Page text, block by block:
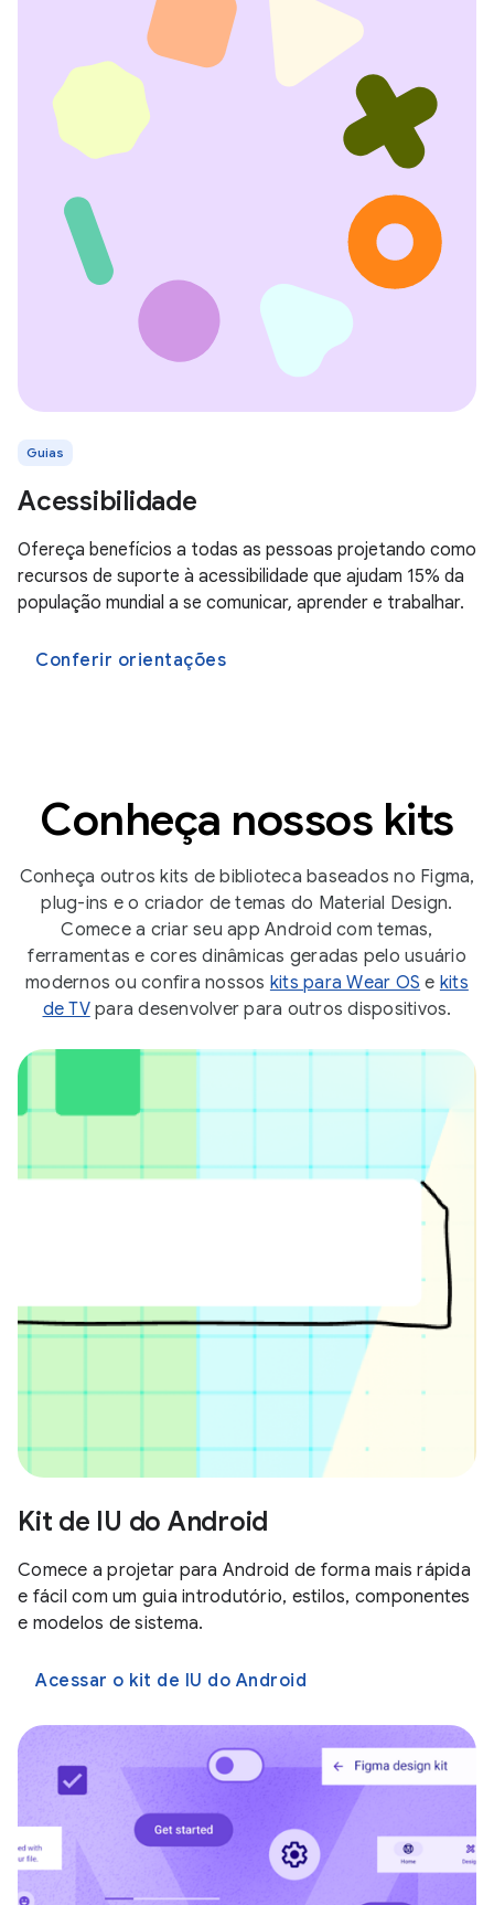
Guias
Acessibilidade
Ofereça benefícios a todas as pessoas projetando como
recursos de suporte à acessibilidade que ajudam 15% da
população mundial a se comunicar, aprender e trabalhar.
Conferir orientações
Conheça nossos kits
Conheça outros kits de biblioteca baseados no Figma,
plug-ins e o criador de temas do Material Design.
Comece a criar seu app Android com temas,
ferramentas e cores dinâmicas geradas pelo usuário
modernos ou confira nossos kits para Wear OS e kits
de TVpara desenvolver para outros dispositivos.
Kit de IU do Android
Comece a projetar para Android de forma mais rápida
e fácil com um guia introdutório, estilos, componentes
e modelos de sistema.
Acessar o kit de IU do Android